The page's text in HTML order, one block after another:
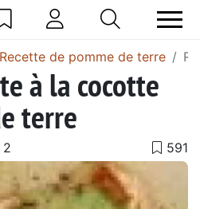
Recette de pomme de terre
à la cocotte
terre